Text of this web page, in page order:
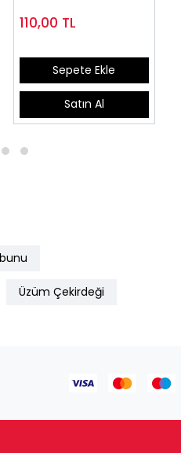
110,00 TL
Sepete Ekle
Satın Al
Üzüm Çekirdeği